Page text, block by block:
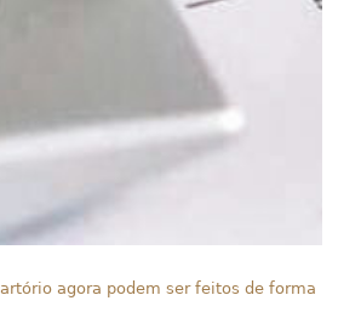
agora podem ser feitos de forma